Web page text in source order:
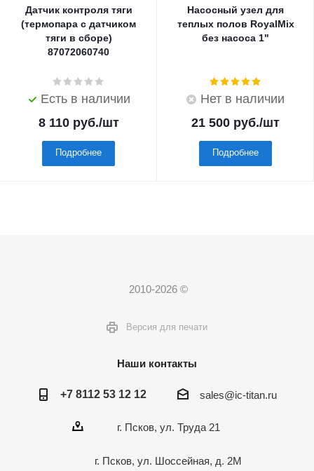
Датчик контроля тяги
(термопара с датчиком
тяги в сборе)
87072060740
Есть в наличии
8 110руб./шт
Подробнее
Насосный узел для
теплых полов RoyalMix
без насоса 1"
Нет в наличии
21 500 руб./шт
Подробнее
2010-2026 ©
Версия для печати
Наши контакты
+7 8112 53 12 12 sales@ic-titan.ru
г. Псков, ул. Труда 21
г. Псков, ул. Шоссейная, д. 2М